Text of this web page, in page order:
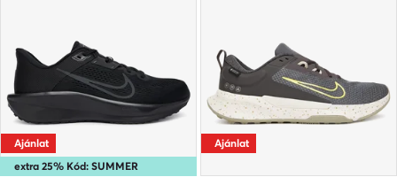
extra 25% Kód: SUMMER
Ajánlat Ajánlat